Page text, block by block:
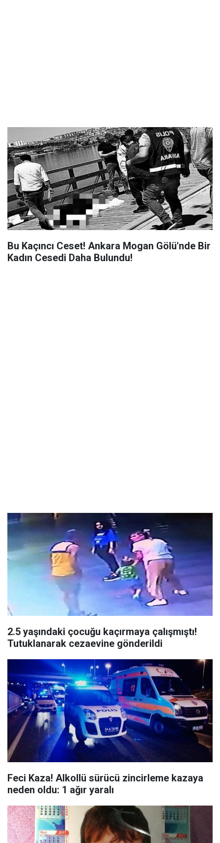
Bu Kaçıncı Ceset! Ankara Mogan Gölü'nde Bir
Kadın Cesedi Daha Bulundu!
2.5 yaşındaki çocuğu kaçırmaya çalışmıştı!
Tutuklanarak cezaevine gönderildi
Feci Kaza! Alkollü sürücü zincirleme kazaya
neden oldu: 1 ağır yaralı